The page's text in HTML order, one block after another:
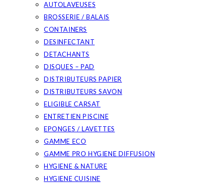
AUTOLAVEUSES
BROSSERIE / BALAIS
CONTAINERS
DESINFECTANT
DETACHANTS
DISQUES – PAD
DISTRIBUTEURS PAPIER
DISTRIBUTEURS SAVON
ELIGIBLE CARSAT
ENTRETIEN PISCINE
EPONGES / LAVETTES
GAMME ECO
GAMME PRO HYGIENE DIFFUSION
HYGIENE & NATURE
HYGIENE CUISINE